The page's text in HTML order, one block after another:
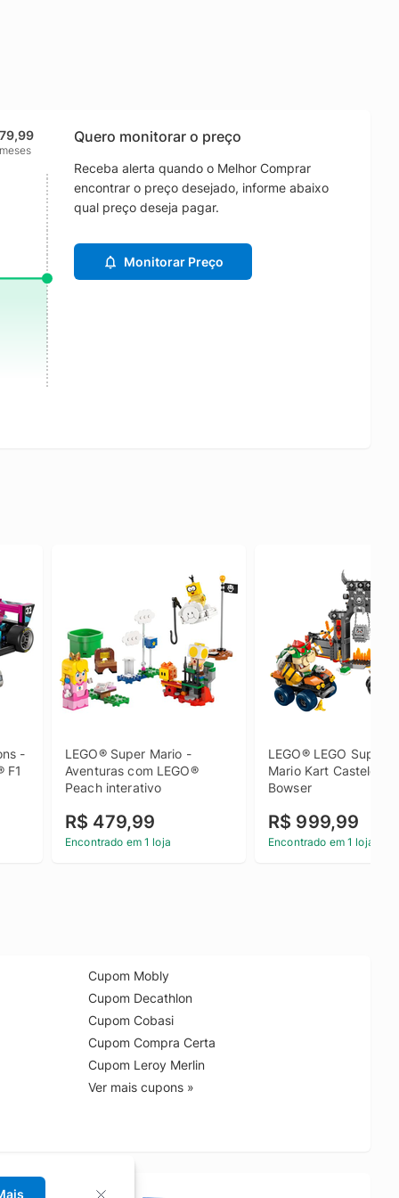
Quero monitorar o preço
Receba alerta quando o Melhor Comprar
encontrar o preço desejado, informe abaixo
qual preço deseja pagar.
Monitorar Preço
-
F1
LEGO® Super Mario -
Aventuras com LEGO®
Peach interativo
R$ 479,99
Encontrado em 1 loja
LEGO® LEGO Super
Mario Kart Castelo do
Bowser
R$ 999,99
Encontrado em 1 loja
Cupom Mobly
Cupom Decathlon
Cupom Cobasi
Cupom Compra Certa
Cupom Leroy Merlin
Ver mais cupons »